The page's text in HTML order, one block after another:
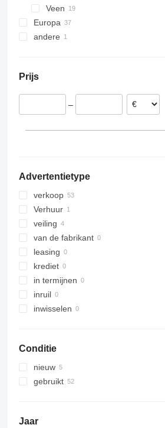
Veen
Europa
Duitsland
Servië
Noorwegen
andere
Prijs
–
Advertentietype
verkoop
Verhuur
veiling
van de fabrikant
leasing
krediet
in termijnen
inruil
inwisselen
Conditie
nieuw
gebruikt
Jaar